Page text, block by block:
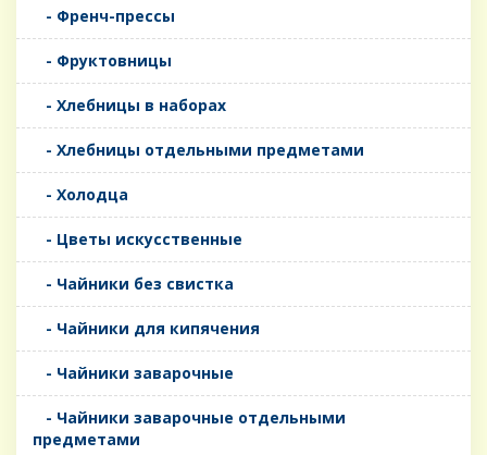
- Френч-прессы
- Фруктовницы
- Хлебницы в наборах
- Хлебницы отдельными предметами
- Холодца
- Цветы искусственные
- Чайники без свистка
- Чайники для кипячения
- Чайники заварочные
- Чайники заварочные отдельными
предметами